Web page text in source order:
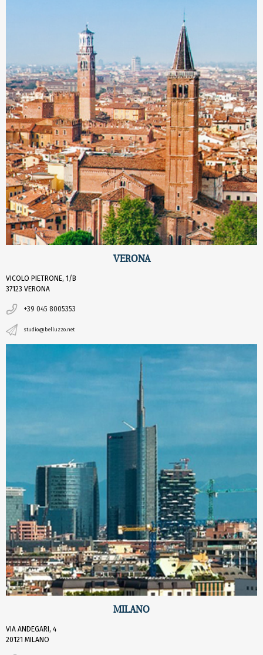
VERONA
VICOLO PIETRONE, 1/B
37123 VERONA
+39 045 8005353
studio@belluzzo.net
MILANO
VIA ANDEGARI, 4
20121 MILANO